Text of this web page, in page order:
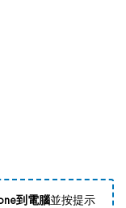
到電腦並按提示